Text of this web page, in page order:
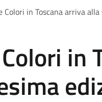
Colori in Toscana arriva
in